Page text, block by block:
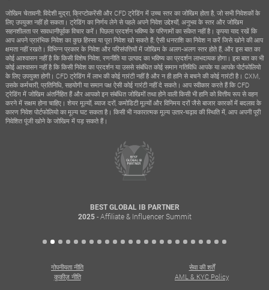
जोखिम चेतावनी: विदेशी मुद्रा, क्रिप्टोकरेंसी और CFD ट्रेडिंग में उच्च स्तर का जोखिम होता है, जो सभी निवेशकों के
लिए उपयुक्त नहीं हो सकता। ट्रेडिंग का निर्णय लेने से पहले अपने निवेश उद्देश्यों, अनुभव के स्तर और जोखिम
सहनशीलता पर सावधानीपूर्वक विचार करें। पिछला प्रदर्शन भविष्य के परिणामों का संकेत नहीं है। कृपया याद रखें कि
आप अपने प्रारंभिक निवेश का कुछ हिस्सा या पूरा निवेश खो सकते हैं; ऐसी धनराशि का निवेश न करें जिसे खोने की आप
क्षमता नहीं रखते। विभिन्न प्रकार के निवेश और परिसंपत्तियों में जोखिम के अलग-अलग स्तर होते हैं, और इस बात का
कोई आश्वासन नहीं है कि किसी विशेष निवेश, रणनीति या उत्पाद का भविष्य का प्रदर्शन लाभदायक होगा। इस बात का भी
कोई आश्वासन नहीं है कि किसी निवेश का प्रदर्शन या उससे संबंधित कोई समान गतिविधि आपके या आपके पोर्टफोलियो
के लिए उपयुक्त होगी। CFD ट्रेडिंग में लाभ की कोई गारंटी नहीं है और न ही हानि से बचने की कोई गारंटी है। CXM,
उसके कर्मचारी, प्रतिनिधि, सहयोगी या समान पक्ष ऐसी कोई गारंटी नहीं दे सकते। आप स्वीकार करते हैं कि CFD
ट्रेडिंग में जोखिम अंतर्निहित हैं और आपको इन संबंधित जोखिमों तथा होने वाली किसी भी हानि को वित्तीय रूप से वहन
करने में सक्षम होना चाहिए। शेयर मूल्यों, ब्याज दरों, कमोडिटी मूल्यों और विनिमय दरों जैसे बाजार कारकों में बदलाव के
कारण निवेश पोर्टफोलियो का मूल्य घट सकता है। किसी भी नकारात्मक मूल्य उतार-चढ़ाव की स्थिति में, आप अपनी पूरी
निवेशित पूंजी खोने के जोखिम में पड़ सकते हैं।
BEST GLOBAL IB PARTNER
2025- Affiliate & Influencer Summit
गोपनीयता नीति
सेवा की शर्तें
कुकीज़ नीति
AML & KYC Policy